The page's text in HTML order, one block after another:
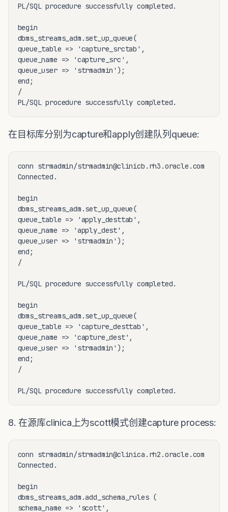
PL/SQL procedure successfully completed.
begin
dbms_streams_adm.set_up_queue(
queue_table => 'capture_srctab',
queue_name => 'capture_src',
queue_user => 'strmadmin');
end;
/
在目标库分别为capture和apply创建队列queue:
conn strmadmin/strmadmin@clinicb.rh3.oracle.com
Connected.
begin
dbms_streams_adm.set_up_queue(
queue_table => 'apply_desttab',
queue_name => 'apply_dest',
queue_user => 'strmadmin');
end;
/
PL/SQL procedure successfully completed.
begin
dbms_streams_adm.set_up_queue(
queue_table => 'capture_desttab',
queue_name => 'capture_dest',
queue_user => 'strmadmin');
end;
/
8. 在源库clinica上为scott模式创建capture process:
conn strmadmin/strmadmin@clinica.rh2.oracle.com
Connected.
begin
dbms_streams_adm.add_schema_rules (
schema_name => 'scott',